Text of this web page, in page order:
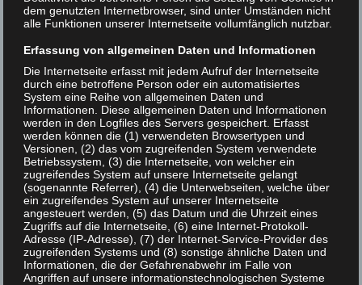
HAUPTSPONSOR
CO-SPONSOREN
dem genutzten Internetbrowser, sind unter Umständen nicht
alle Funktionen unserer Internetseite vollumfänglich nutzbar.
Erfassung von allgemeinen Daten und Informationen
Die Internetseite erfasst mit jedem Aufruf der Internetseite
durch eine betroffene Person oder ein automatisiertes
System eine Reihe von allgemeinen Daten und
Informationen. Diese allgemeinen Daten und Informationen
werden in den Logfiles des Servers gespeichert. Erfasst
werden können die (1) verwendeten Browsertypen und
Versionen, (2) das vom zugreifenden System verwendete
Betriebssystem, (3) die Internetseite, von welcher ein
zugreifendes System auf unsere Internetseite gelangt
(sogenannte Referrer), (4) die Unterwebseiten, welche über
ein zugreifendes System auf unserer Internetseite
angesteuert werden, (5) das Datum und die Uhrzeit eines
Zugriffs auf die Internetseite, (6) eine Internet-Protokoll-
Adresse (IP-Adresse), (7) der Internet-Service-Provider des
zugreifenden Systems und (8) sonstige ähnliche Daten und
Informationen, die der Gefahrenabwehr im Falle von
Angriffen auf unsere informationstechnologischen Systeme